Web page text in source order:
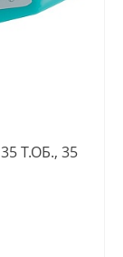
Т.ОБ., 35